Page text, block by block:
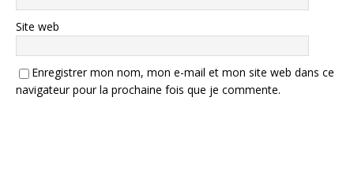
Site web
Enregistrer mon nom, mon e-mail et mon site web dans ce
navigateur pour la prochaine fois que je commente.